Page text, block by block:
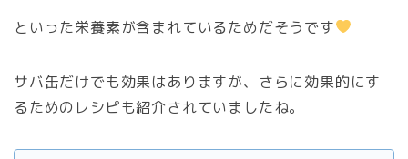
といった栄養素が含まれているためだそうです
サバ缶だけでも効果はありますが、さらに効果的にす
るためのレシピも紹介されていましたね。